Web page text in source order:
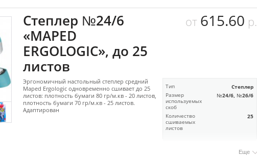
Степлер №24/6
«MAPED
ERGOLOGIC», до 25
листов
от 615.60 р.
Эргономичный настольный степлер средний
Maped Ergologic одновременно сшивает до 25
листов: плотность бумаги 80 гр/м.кв - 20 листов,
плотность бумаги 70 гр/м.кв - 25 листов.
Адаптирован
Тип Степлер
Размер
используемых
скоб
№24/6, №26/6
Количество
сшиваемых
листов
25
Еще